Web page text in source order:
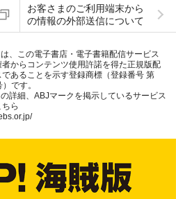
お客さまのご利用端末から
の情報の外部送信について
、この電子書店・電子書籍配信サービス
者からコンテンツ使用許諾を得た正規版配
あることを示す登録商標（登録番号 第
です。
詳細、ABJマークを掲示しているサービス
ら